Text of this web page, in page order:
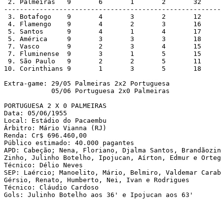
2. Palmeiras   9       6       1       2       32
3. Botafogo    9       4       3       2       12
4. Flamengo    9       4       2       3       16
5. Santos      9       4       1       4       17
5. América     9       3       3       3       18
7. Vasco       9       2       3       4       15
7. Fluminense  9       3       1       5       15
9. São Paulo   9       2       2       5       11
10. Corinthians 9       1       3       5       18
Extra-game: 29/05 Palmeiras 2x2 Portuguesa
            05/06 Portuguesa 2x0 Palmeiras
PORTUGUESA 2 X 0 PALMEIRAS
Data: 05/06/1955
Local: Estádio do Pacaembu
Árbitro: Mário Vianna (RJ)
Renda: Cr$ 696.460,00
Público estimado: 40.000 pagantes
APD: Cabeção; Nena, Floriano, Djalma Santos,
Zinho, Julinho Botelho, Ipojucan, Aírton, Edmur e
Técnico: Délio Neves
SEP: Laércio; Manoelito, Mário, Belmiro, Valdemar
Gérsio, Renato, Humberto, Nei, Ivan e Rodrigues
Técnico: Cláudio Cardoso
Gols: Julinho Botelho aos 36' e Ipojucan aos 63'